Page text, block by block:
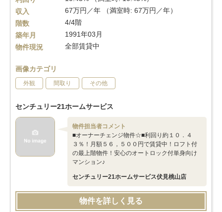
収入
67万円／年 （満室時: 67万円／年）
階数
4/4階
築年月
1991年03月
物件現況
全部賃貸中
画像カテゴリ
外観 間取り その他
センチュリー21ホームサービス
物件担当者コメント
■オーナーチェンジ物件☆■利回り約１０．４
３％！月額５６，５００円で賃貸中！ロフト付
の最上階物件！安心のオートロック付単身向け
マンション♪
センチュリー21ホームサービス伏見桃山店
物件を詳しく見る